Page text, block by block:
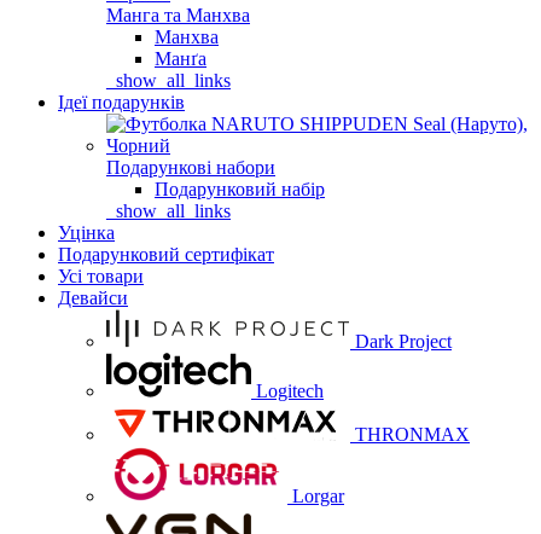
Манга та Манхва
Манхва
Манґа
_show_all_links
Ідеї подарунків
Подарункові набори
Подарунковий набір
_show_all_links
Уцінка
Подарунковий сертифікат
Усі товари
Девайси
Dark Project
Logitech
THRONMAX
Lorgar